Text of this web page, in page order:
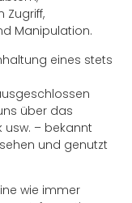
Zugriff,
Manipulation.
eines stets
über das
usw. – bekannt
und genutzt
wie immer